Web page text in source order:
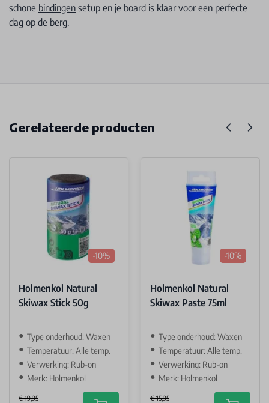
schone bindingen setup en je board is klaar voor een perfecte
dag op de berg.
Gerelateerde producten
-10%
Holmenkol Natural
Skiwax Stick 50g
Type onderhoud: Waxen
Temperatuur: Alle temp.
Verwerking: Rub-on
Merk: Holmenkol
€ 19,95
-10%
Holmenkol Natural
Skiwax Paste 75ml
Type onderhoud: Waxen
Temperatuur: Alle temp.
Verwerking: Rub-on
Merk: Holmenkol
€ 15,95